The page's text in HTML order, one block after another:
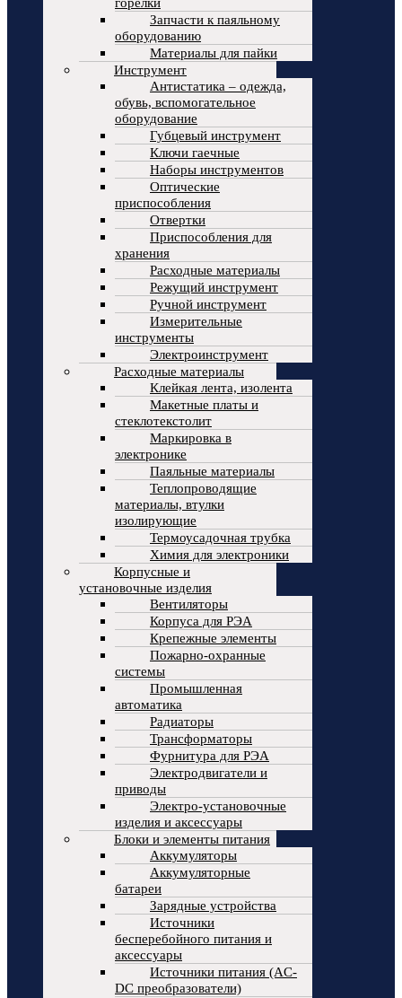
Запчасти к паяльному
оборудованию
Материалы для пайки
Инструмент
Антистатика – одежда,
обувь, вспомогательное
оборудование
Губцевый инструмент
Ключи гаечные
Наборы инструментов
Оптические
приспособления
Отвертки
Приспособления для
хранения
Расходные материалы
Режущий инструмент
Ручной инструмент
Измерительные
инструменты
Электроинструмент
Расходные материалы
Клейкая лента, изолента
Макетные платы и
стеклотекстолит
Маркировка в
электронике
Паяльные материалы
Теплопроводящие
материалы, втулки
изолирующие
Термоусадочная трубка
Химия для электроники
Корпусные и
установочные изделия
Вентиляторы
Корпуса для РЭА
Крепежные элементы
Пожарно-охранные
системы
Промышленная
автоматика
Радиаторы
Трансформаторы
Фурнитура для РЭА
Электродвигатели и
приводы
Электро-установочные
изделия и аксессуары
Блоки и элементы питания
Аккумуляторы
Аккумуляторные
батареи
Зарядные устройства
Источники
бесперебойного питания и
аксессуары
Источники питания (AC-
DC преобразователи)